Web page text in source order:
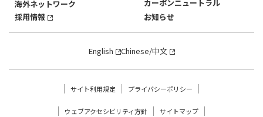
マグネットポンプ
SANWAのマグネットポン
3つの強み
SANWAのマグネットポン
プ
強みの深層
流量・揚程で探す
温度条件で探す
会社概要
社歴・沿革
海外ネットワーク
カーボンニュートラル
採用情報
お知らせ
English Chinese/中文
サイト利用規定 プライバシーポリシー
ウェブアクセシビリティ方針 サイトマップ